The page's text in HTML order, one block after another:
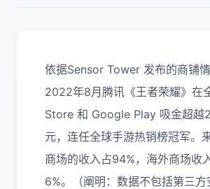
依据Sensor Tower 发布的商铺情
2022年8月腾讯《王者荣耀》在
Store 和 Google Play 吸金超越
元，连任全球手游热销榜冠军。
商场的收入占94%，海外商场收
6%。（阐明：数据不包括第三方